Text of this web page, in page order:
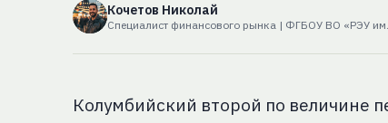
Кочетов Николай
Специалист финансового рынка | ФГБОУ ВО «РЭУ
Колумбийский второй по величине